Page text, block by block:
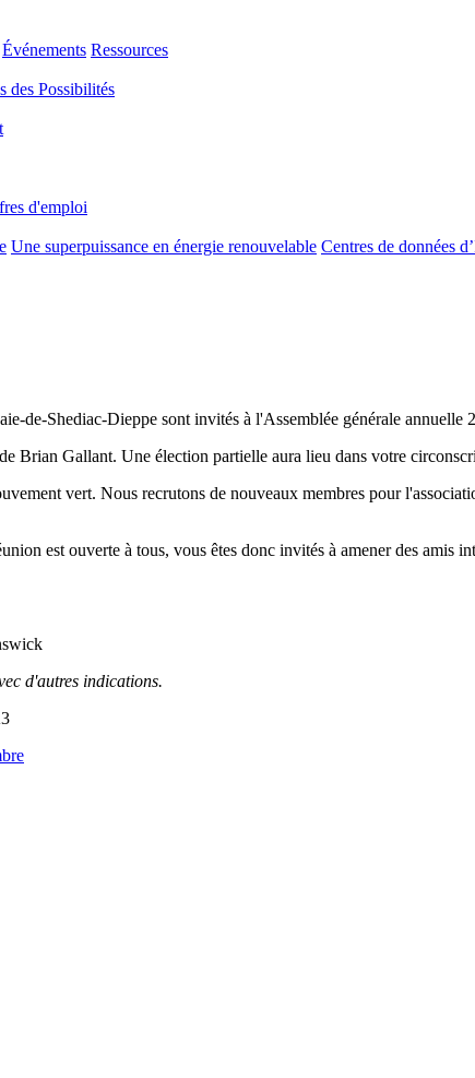
Événements Ressources
des Possibilités
d'emploi
Une superpuissance en énergie renouvelable Centres de données
de-Shediac-Dieppe sont invités à l'Assemblée générale annuelle
Brian Gallant. Une élection partielle aura lieu dans votre
vert. Nous recrutons de nouveaux membres pour
est ouverte à tous, vous êtes donc invités à amener des amis
d'autres indications.